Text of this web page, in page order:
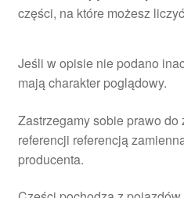
części, na które możesz
Jeśli w opisie nie podano
mają charakter poglądowy.
Zastrzegamy sobie prawo
referencji referencją
producenta.